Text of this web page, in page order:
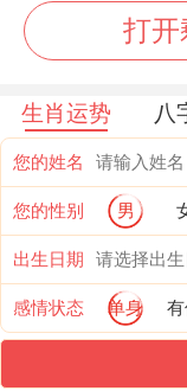
时：寅时（03
（05:00-06：
申时（15:00-
20:59）、亥时
适合人群：需
举行净化仪式
2026年5月4日
兔（乙卯）煞
打开
生肖运势 八
您的姓名
您的性别 男
出生日期
感情状态 单身